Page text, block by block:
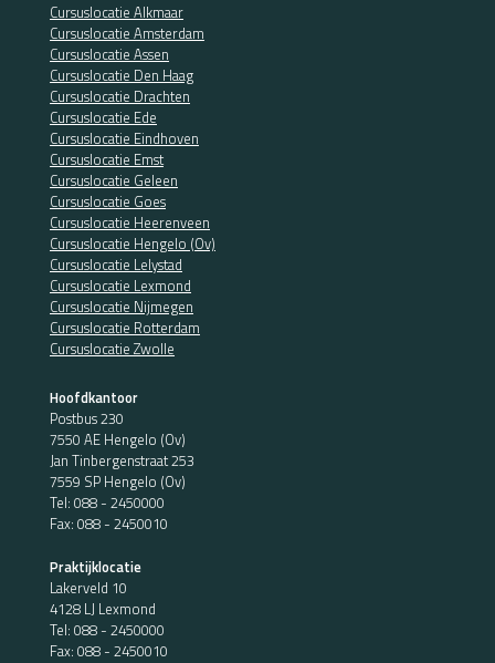
Cursuslocatie Alkmaar
Cursuslocatie Amsterdam
Cursuslocatie Assen
Cursuslocatie Den Haag
Cursuslocatie Drachten
Cursuslocatie Ede
Cursuslocatie Eindhoven
Cursuslocatie Emst
Cursuslocatie Geleen
Cursuslocatie Goes
Cursuslocatie Heerenveen
Cursuslocatie Hengelo (Ov)
Cursuslocatie Lelystad
Cursuslocatie Lexmond
Cursuslocatie Nijmegen
Cursuslocatie Rotterdam
Cursuslocatie Zwolle
Hoofdkantoor
Postbus 230
7550 AE Hengelo (Ov)
Jan Tinbergenstraat 253
7559 SP Hengelo (Ov)
Tel: 088 - 2450000
Fax: 088 - 2450010
Praktijklocatie
Lakerveld 10
4128 LJ Lexmond
Tel: 088 - 2450000
Fax: 088 - 2450010